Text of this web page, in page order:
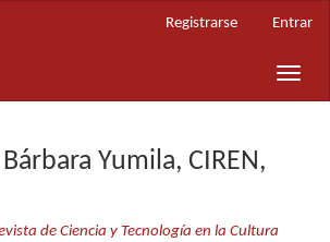
Registrarse Entrar
Toggle
Yumila, CIREN,
de Ciencia y Tecnología en la Cultura